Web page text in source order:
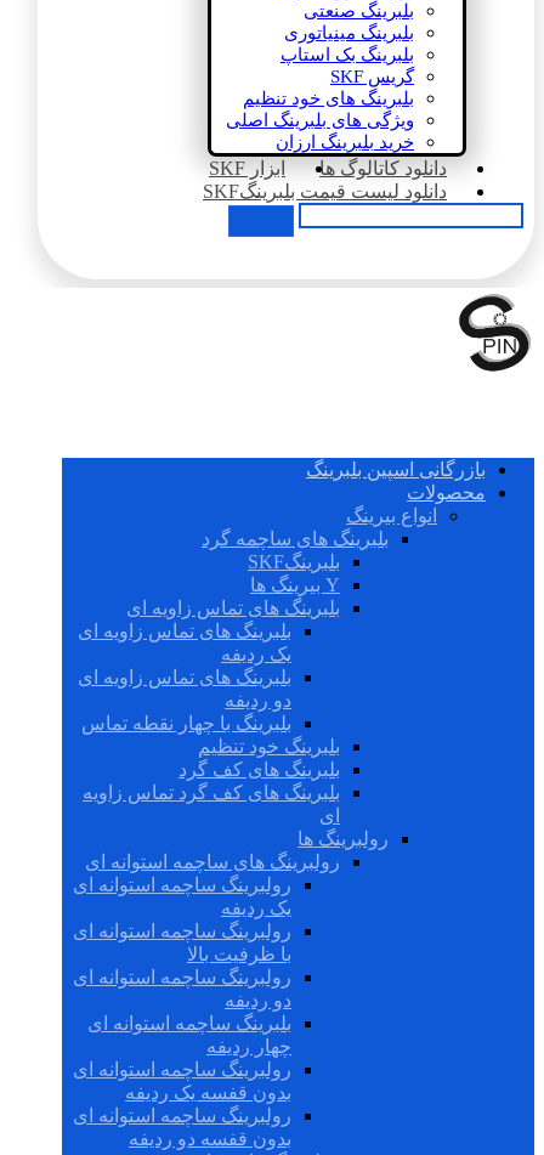
بلبرینگ صنعتی
بلبرینگ مینیاتوری
بلبرینگ بک استاپ
گریس SKF
بلبرینگ های خود تنظیم
ویژگی های بلبرینگ اصلی
خرید بلبرینگ ارزان
دانلود کاتالوگ ها
ابزار SKF
دانلود لیست قیمت بلبرینگSKF
بازرگانی اسپین بلبرینگ
محصولات
انواع بیرینگ
بلبرینگ های ساچمه گرد
بلبرینگSKF
Y بیرینگ ها
بلبرینگ های تماس زاویه ای
بلبرینگ های تماس زاویه ای
یک ردیفه
بلبرینگ های تماس زاویه ای
دو ردیفه
بلبرینگ با چهار نقطه تماس
بلبرینگ خود تنظیم
بلبرینگ های کف گرد
بلبرینگ های کف گرد تماس زاویه
ای
رولبرینگ ها
رولبرینگ های ساچمه استوانه ای
رولبرینگ ساچمه استوانه ای
یک ردیفه
رولبرینگ ساچمه استوانه ای
با ظرفیت بالا
رولبرینگ ساچمه استوانه ای
دو ردیفه
بلبرینگ ساچمه استوانه ای
چهار ردیفه
رولبرینگ ساچمه استوانه ای
بدون قفسه یک ردیفه
رولبرینگ ساچمه استوانه ای
بدون قفسه دو ردیفه